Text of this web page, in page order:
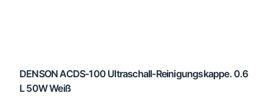
DENSON ACDS-100 Ultraschall-Reinigungskappe. 0.6
L 50W Weiß